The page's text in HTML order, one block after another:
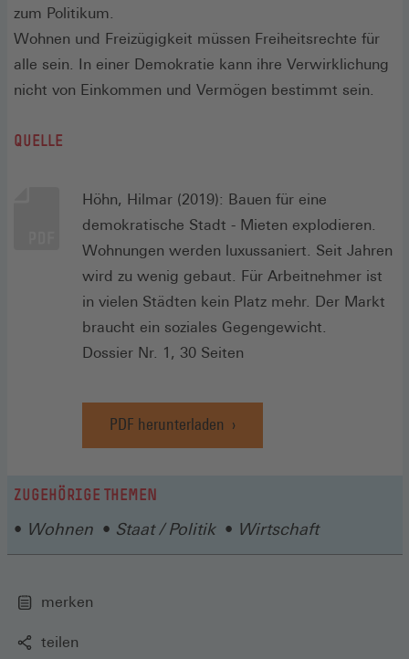
zum Politikum.
Wohnen und Freizügigkeit müssen Freiheitsrechte für
alle sein. In einer Demokratie kann ihre Verwirklichung
nicht von Einkommen und Vermögen bestimmt sein.
QUELLE
Höhn, Hilmar (2019): Bauen für eine
demokratische Stadt - Mieten explodieren.
Wohnungen werden luxussaniert. Seit Jahren
wird zu wenig gebaut. Für Arbeitnehmer ist
in vielen Städten kein Platz mehr. Der Markt
braucht ein soziales Gegengewicht.
Dossier Nr. 1, 30 Seiten
PDF herunterladen
ZUGEHÖRIGE THEMEN
Wohnen Staat / Politik Wirtschaft
merken
teilen